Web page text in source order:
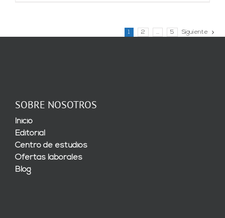
1 2 … 5 Siguiente
SOBRE NOSOTROS
Inicio
Editorial
Centro de estudios
Ofertas laborales
Blog